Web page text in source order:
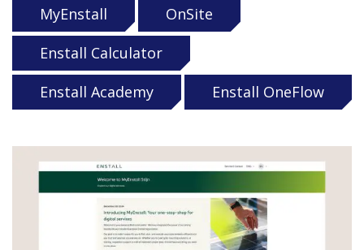
MyEnstall
OnSite
Enstall Calculator
Enstall Academy
Enstall OneFlow